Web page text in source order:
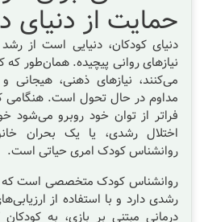
حمایت از دنیای
دنیای کودکان، دنیایی است از
نیازهای روانی پیچیده. همان‌طور
می‌کنند، نیازهای ذهنی، هیجانی
مداوم در حال تحول است.
فراتر از توان خود روبرو می‌شود
اختلال رشدی، یا یک بحران
روانشناس کودک امری حیاتی است.
روانشناس کودک متخصصی است که
رشدی دارد و با استفاده از
درمانی مبتنی بر بازی، به